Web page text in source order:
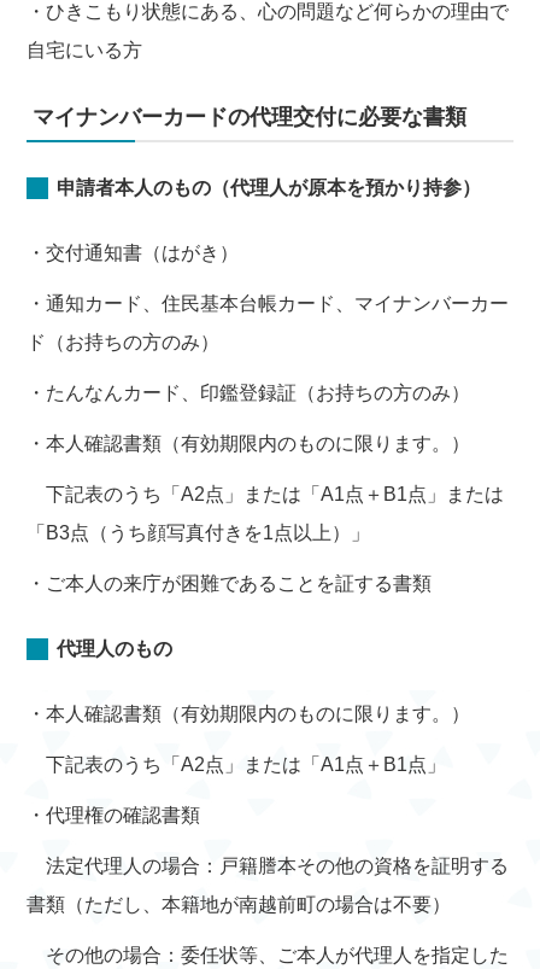
・ひきこもり状態にある、心の問題など何らかの理由で
自宅にいる方
マイナンバーカードの代理交付に必要な書類
申請者本人のもの（代理人が原本を預かり持参）
・交付通知書（はがき）
・通知カード、住民基本台帳カード、マイナンバーカー
ド（お持ちの方のみ）
・たんなんカード、印鑑登録証（お持ちの方のみ）
・本人確認書類（有効期限内のものに限ります。）
下記表のうち「A2点」または「A1点＋B1点」または
「B3点（うち顔写真付きを1点以上）」
・ご本人の来庁が困難であることを証する書類
代理人のもの
・本人確認書類（有効期限内のものに限ります。）
下記表のうち「A2点」または「A1点＋B1点」
・代理権の確認書類
法定代理人の場合：戸籍謄本その他の資格を証明する
書類（ただし、本籍地が南越前町の場合は不要）
その他の場合：委任状等、ご本人が代理人を指定した